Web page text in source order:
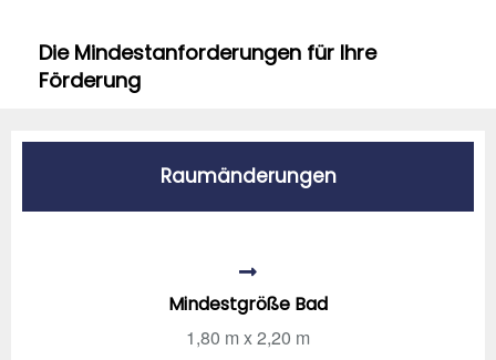
Die Mindestanforderungen für Ihre
Förderung
Raumänderungen
Mindestgröße Bad
1,80 m x 2,20 m